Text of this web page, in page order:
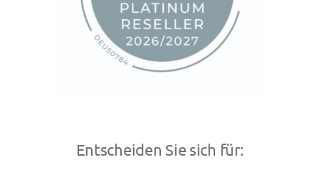
Entscheiden Sie sich für: